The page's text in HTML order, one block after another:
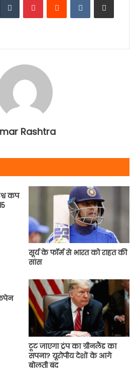
Rashtra
कप
सूर्य के फॉर्म से भारत को राहत की
सांस
टूट जाएगा ट्रंप का ग्रीनलैंड का
सपना? यूरोपीय देशों के आगे
बोलती बंद